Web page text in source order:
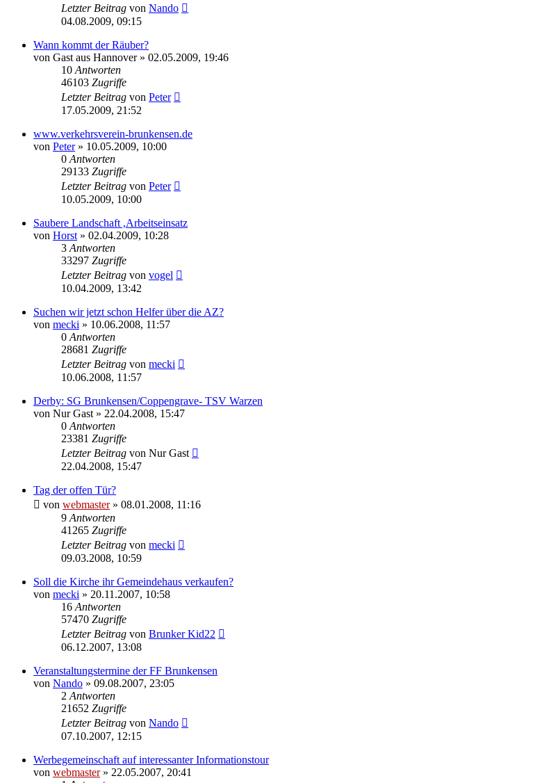
Letzter Beitrag von Nando
04.08.2009, 09:15
Wann kommt der Räuber?
von Gast aus Hannover» 02.05.2009, 19:46
10 Antworten
46103 Zugriffe
Letzter Beitrag von Peter
17.05.2009, 21:52
www.verkehrsverein-brunkensen.de
von Peter» 10.05.2009, 10:00
0 Antworten
29133 Zugriffe
Letzter Beitrag von Peter
10.05.2009, 10:00
Saubere Landschaft ,Arbeitseinsatz
von Horst » 02.04.2009, 10:28
3 Antworten
33297 Zugriffe
Letzter Beitrag von vogel
10.04.2009, 13:42
Suchen wir jetzt schon Helfer über die AZ?
von mecki » 10.06.2008, 11:57
0 Antworten
28681 Zugriffe
Letzter Beitrag von mecki
10.06.2008, 11:57
Derby: SG Brunkensen/Coppengrave- TSV Warzen
von Nur Gast » 22.04.2008, 15:47
0 Antworten
23381 Zugriffe
Letzter Beitrag von Nur Gast
22.04.2008, 15:47
Tag der offen Tür?
von webmaster» 08.01.2008, 11:16
9 Antworten
41265 Zugriffe
Letzter Beitrag von mecki
09.03.2008, 10:59
Soll die Kirche ihr Gemeindehaus verkaufen?
von mecki » 20.11.2007, 10:58
16 Antworten
57470 Zugriffe
Letzter Beitrag von Brunker Kid22
06.12.2007, 13:08
Veranstaltungstermine der FF Brunkensen
von Nando » 09.08.2007, 23:05
2 Antworten
21652 Zugriffe
Letzter Beitrag von Nando
07.10.2007, 12:15
Werbegemeinschaft auf interessanter Informationstour
von webmaster» 22.05.2007, 20:41